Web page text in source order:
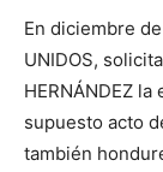
En diciembre
UNIDOS,
HERNÁNDEZ
supuesto acto
también